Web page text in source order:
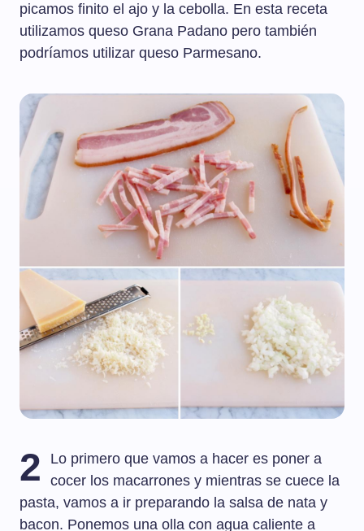
picamos finito el ajo y la cebolla. En esta receta
utilizamos queso Grana Padano pero también
podríamos utilizar queso Parmesano.
2
Lo primero que vamos a hacer es poner a
cocer los macarrones y mientras se cuece la
pasta, vamos a ir preparando la salsa de nata y
bacon. Ponemos una olla con agua caliente a